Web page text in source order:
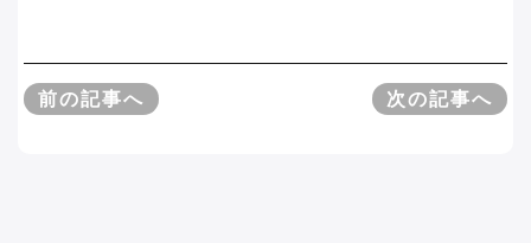
前の記事へ 次の記事へ